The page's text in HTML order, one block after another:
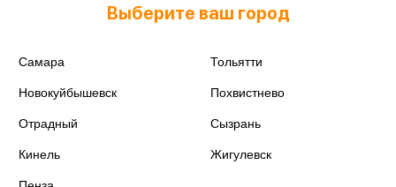
Все товары производителя
Поделиться
Выберите ваш город
Самара Тольятти
Новокуйбышевск Похвистнево
Отрадный Сызрань
Кинель Жигулевск